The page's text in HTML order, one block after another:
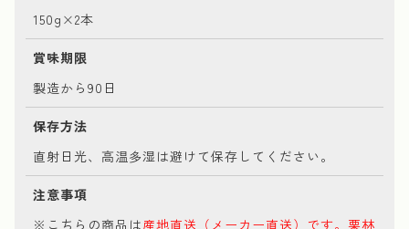
150g×2本
賞味期限
製造から90日
保存方法
直射日光、高温多湿は避けて保存してください。
注意事項
※こちらの商品は産地直送（メーカー直送）です。栗林